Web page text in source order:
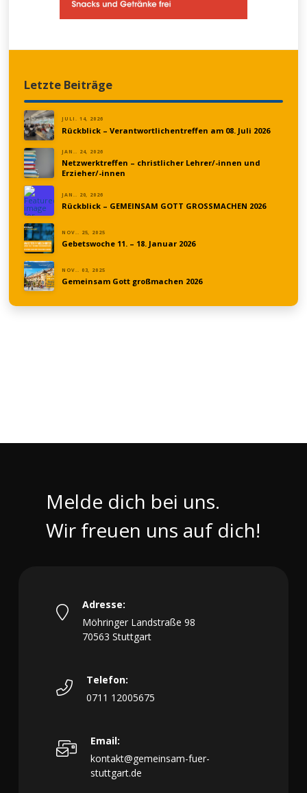
Letzte Beiträge
JULI. 14, 2026
Rückblick – Verantwortlichentreffen am 08. Juli 2026
JAN.. 24, 2026
Netzwerktreffen – christlicher Lehrer/-innen und
Erzieher/-innen
JAN.. 20, 2026
Rückblick – GEMEINSAM GOTT GROSSMACHEN 2026
NOV.. 25, 2025
Gebetswoche 11. – 18. Januar 2026
NOV.. 03, 2025
Gemeinsam Gott großmachen 2026
Melde dich bei uns.
Wir freuen uns auf dich!
Adresse:
Möhringer Landstraße 98
70563 Stuttgart
Telefon:
0711 12005675
Email:
kontakt@gemeinsam-fuer-
stuttgart.de